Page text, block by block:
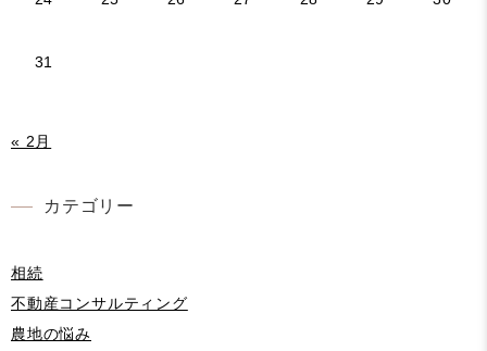
31
« 2月
カテゴリー
相続
不動産コンサルティング
農地の悩み